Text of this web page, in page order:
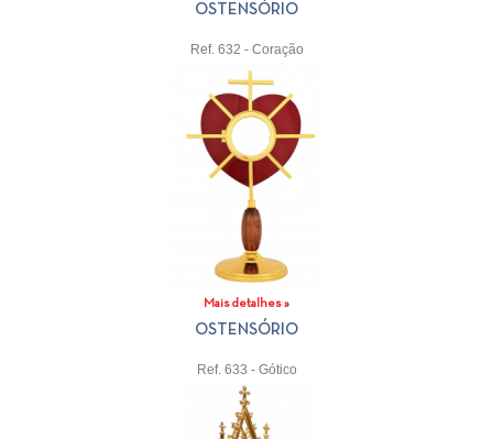
OSTENSÓRIO
Ref. 632 - Coração
Mais detalhes »
OSTENSÓRIO
Ref. 633 - Gótico